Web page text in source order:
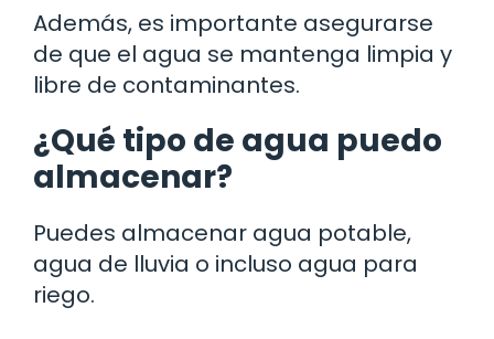
Además, es importante asegurarse
de que el agua se mantenga limpia y
libre de contaminantes.
¿Qué tipo de agua puedo
almacenar?
Puedes almacenar agua potable,
agua de lluvia o incluso agua para
riego.